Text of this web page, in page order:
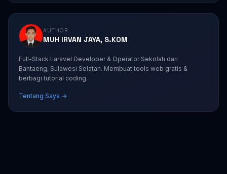
AUTHOR
MUH IRVAN JAYA, S.KOM
Full-Stack Laravel Developer & Operator Sekolah dari
Bantaeng, Sulawesi Selatan. Membuat tools web gratis &
berbagi tutorial coding.
Tentang Saya →